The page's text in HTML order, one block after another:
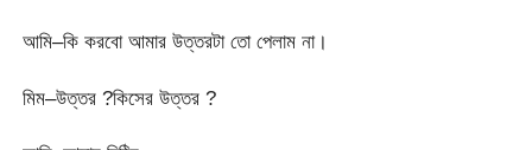
আমি–কি করবো আমার উত্তরটা তো পেলাম না।
মিম–উত্তর ?কিসের উত্তর ?